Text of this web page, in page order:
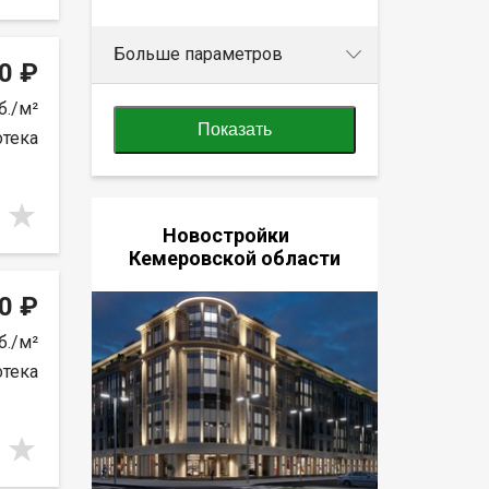
₽
м²
₽
м²
Больше параметров
Показать
Новостройки
Кемеровской области